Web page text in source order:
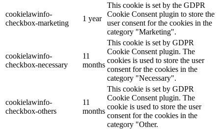
cookielawinfo-
checkbox-marketing
1 year
This cookie is set by the GDPR
Cookie Consent plugin to store the
user consent for the cookies in the
category "Marketing".
cookielawinfo-
checkbox-necessary
11
months
This cookie is set by GDPR
Cookie Consent plugin. The
cookies is used to store the user
consent for the cookies in the
category "Necessary".
cookielawinfo-
checkbox-others
11
months
This cookie is set by GDPR
Cookie Consent plugin. The
cookie is used to store the user
consent for the cookies in the
category "Other.